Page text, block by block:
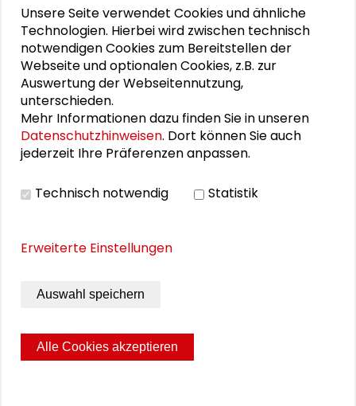
Astrid Kuhn
VIDEO
Video ansehen
Gesellschaftswissenschaften. 30 Jahre
Unsere Seite verwendet Cookies und ähnliche
Technologien. Hierbei wird zwischen technisch
notwendigen Cookies zum Bereitstellen der
Webseite und optionalen Cookies, z.B. zur
Auswertung der Webseitennutzung,
unterschieden.
Mehr Informationen dazu finden Sie in unseren
Datenschutzhinweisen. Dort können Sie auch
jederzeit Ihre Präferenzen anpassen.
Technisch notwendig Statistik
Erweiterte Einstellungen
Auswahl speichern
Alle Cookies akzeptieren